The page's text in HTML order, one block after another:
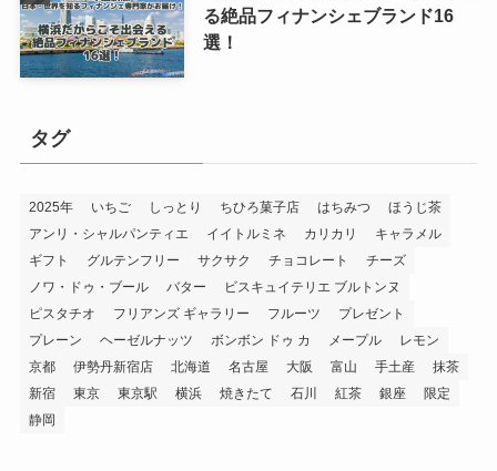
る絶品フィナンシェブランド16
選！
タグ
2025年 いちご しっとり ちひろ菓子店 はちみつ
ほうじ茶
アンリ・シャルパンティエ
イイトルミネ カリカリ
キャラメル
ギフト
グルテンフリー サクサク チョコレート
チーズ
ノワ・ドゥ・ブール
バター
ビスキュイテリエ ブルトンヌ
ピスタチオ
フリアンズ ギャラリー フルーツ
プレゼント
プレーン
ヘーゼルナッツ ボンボン ドゥ カ メープル
レモン
京都
伊勢丹新宿店 北海道 名古屋 大阪 富山 手土産
抹茶
新宿
東京 東京駅 横浜 焼きたて 石川 紅茶 銀座
限定
静岡